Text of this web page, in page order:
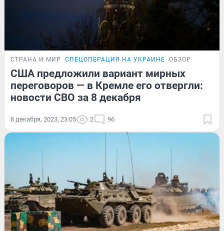
СТРАНА И МИР СПЕЦОПЕРАЦИЯ НА УКРАИНЕ ОБЗОР
США предложили вариант мирных
переговоров — в Кремле его отвергли:
новости СВО за 8 декабря
8 декабря, 2023, 23:05 2 96